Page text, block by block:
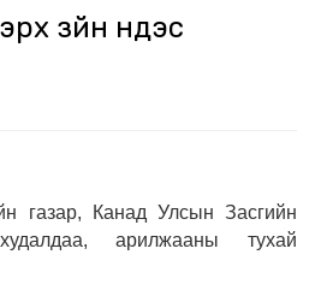
зүйн үндэс
газар, Канад Улсын Засгийн
арилжааны тухай